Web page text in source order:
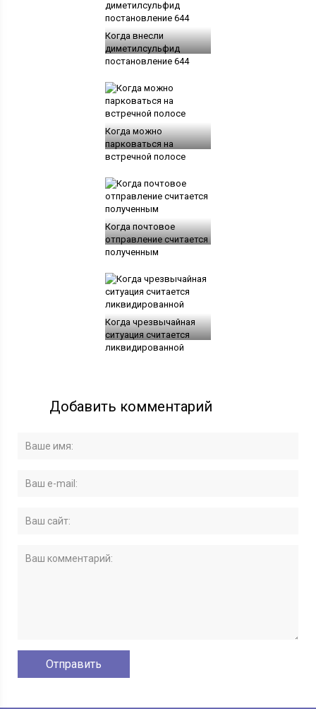
Когда внесли
диметилсульфид
постановление 644
Когда можно
парковаться на
встречной полосе
Когда почтовое
отправление считается
полученным
Когда чрезвычайная
ситуация считается
ликвидированной
Добавить комментарий